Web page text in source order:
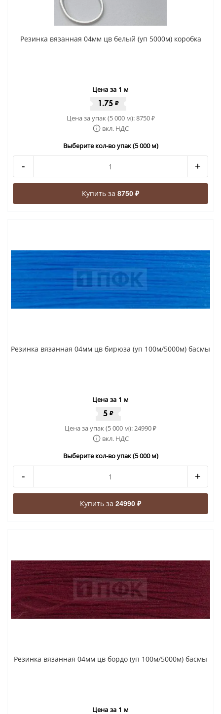
Резинка вязанная 04мм цв белый (уп 5000м) коробка
Цена за 1 м
1.75 ₽
Цена за упак (5 000 м):8750₽
вкл. НДС
Выберите кол-во упак (5 000 м)
- +
Купить за 8750 ₽
Резинка вязанная 04мм цв бирюза (уп 100м/5000м) басмы
Цена за 1 м
5 ₽
Цена за упак (5 000 м):24990₽
вкл. НДС
Выберите кол-во упак (5 000 м)
- +
Купить за 24990 ₽
Резинка вязанная 04мм цв бордо (уп 100м/5000м) басмы
Цена за 1 м